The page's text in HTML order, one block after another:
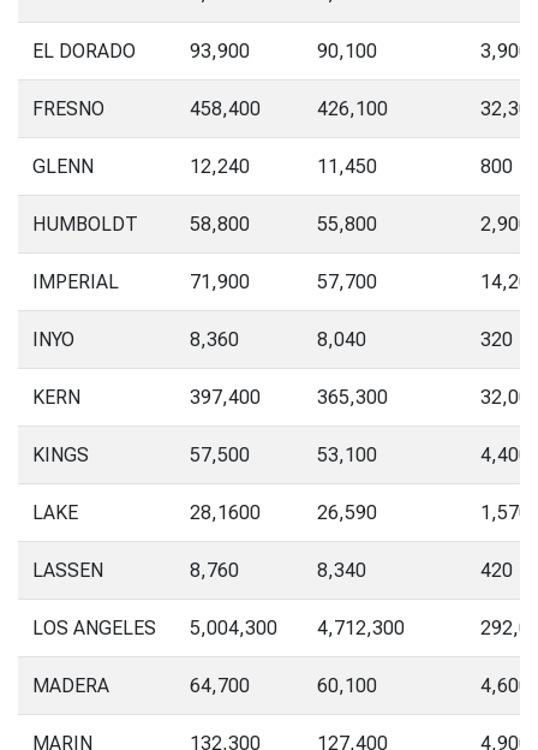
EL DORADO 93,900 90,100 3,900
FRESNO 458,400 426,100
GLENN 12,240 11,450 800
HUMBOLDT 58,800 55,800 2,900
IMPERIAL 71,900 57,700
INYO 8,360 8,040 320
KERN 397,400 365,300
KINGS 57,500 53,100 4,400
LAKE 28,1600 26,590 1,570
LASSEN 8,760 8,340 420
LOS ANGELES 5,004,300 4,712,300
MADERA 64,700 60,100 4,600
MARIN 132,300 127,400 4,900